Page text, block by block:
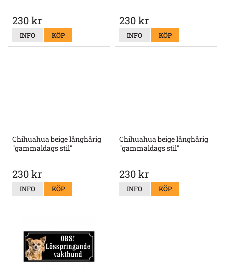
230 kr
INFO KÖP
230 kr
INFO KÖP
Chihuahua beige långhårig
"gammaldags stil"
230 kr
INFO KÖP
Chihuahua beige långhårig
"gammaldags stil"
230 kr
INFO KÖP